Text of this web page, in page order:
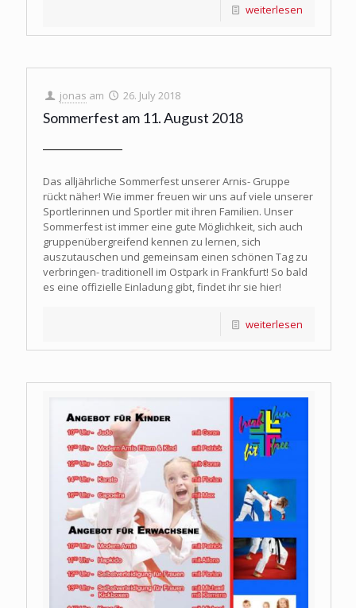
weiterlesen
jonas am 26. July 2018
Sommerfest am 11. August 2018
Das alljährliche Sommerfest unserer Arnis- Gruppe
rückt näher! Wie immer freuen wir uns auf viele unserer
Sportlerinnen und Sportler mit ihren Familien. Unser
Sommerfest ist immer eine gute Möglichkeit, sich auch
gruppenübergreifend kennen zu lernen, sich
auszutauschen und gemeinsam einen schönen Tag zu
verbringen- traditionell im Ostpark in Frankfurt! So bald
es eine offizielle Einladung gibt, findet ihr sie hier!
weiterlesen